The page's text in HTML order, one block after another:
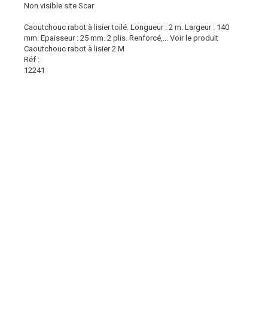
Non visible site Scar
Caoutchouc rabot à lisier toilé. Longueur : 2 m. Largeur : 140
mm. Epaisseur : 25 mm. 2 plis. Renforcé,...
Voir le produit
Caoutchouc rabot à lisier 2 M
Réf :
12241